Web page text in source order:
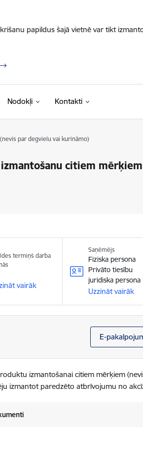
papildus šajā vietnē var tikt
Nodokļi Kontakti
par degvielu vai kurināmo)
citiem
termiņš darba
vairāk
Saņēmējs
Fiziska persona
Privāto tiesību
juridiska persona
Uzzināt vairāk
E-
izmantošanai citiem mērķiem
izmantot paredzēto atbrīvojumu no